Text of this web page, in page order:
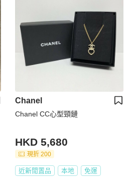
Chanel
Chanel CC心型頸鏈
HKD 5,680
現折 200
近新閒置品 本地 免運